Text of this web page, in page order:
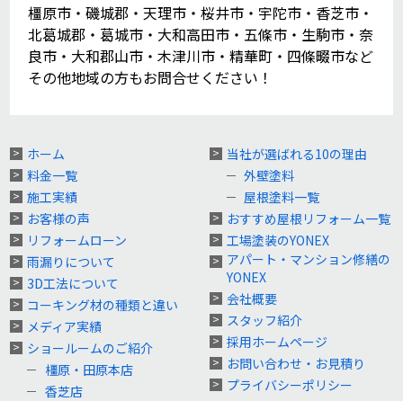
橿原市・磯城郡・天理市・桜井市・宇陀市・香芝市・
北葛城郡・葛城市・大和高田市・五條市・生駒市・奈
良市・大和郡山市・木津川市・精華町・四條畷市など
その他地域の方もお問合せください！
ホーム
料金一覧
施工実績
お客様の声
リフォームローン
雨漏りについて
3D工法について
コーキング材の種類と違い
メディア実績
ショールームのご紹介
橿原・田原本店
香芝店
当社が選ばれる10の理由
外壁塗料
屋根塗料一覧
おすすめ屋根リフォーム一覧
工場塗装のYONEX
アパート・マンション修繕の
YONEX
会社概要
スタッフ紹介
採用ホームページ
お問い合わせ・お見積り
プライバシーポリシー